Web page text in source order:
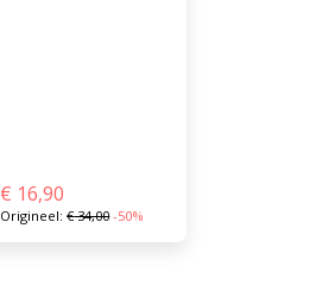
€ 16,90
Origineel:€34,00 -50%